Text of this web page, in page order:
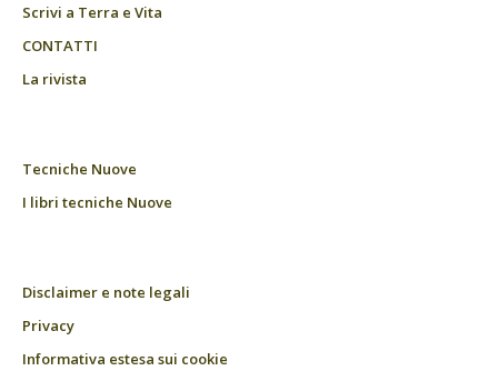
Scrivi a Terra e Vita
CONTATTI
La rivista
Tecniche Nuove
I libri tecniche Nuove
Disclaimer e note legali
Privacy
Informativa estesa sui cookie